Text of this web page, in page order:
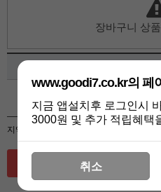
장바구니 상
지역별 배송정책에 따라 배송비가 변동될
www.goodi7.co.kr의 페
지금 앱설치후 로그인시
3000원 및 추가 적립혜택
취소